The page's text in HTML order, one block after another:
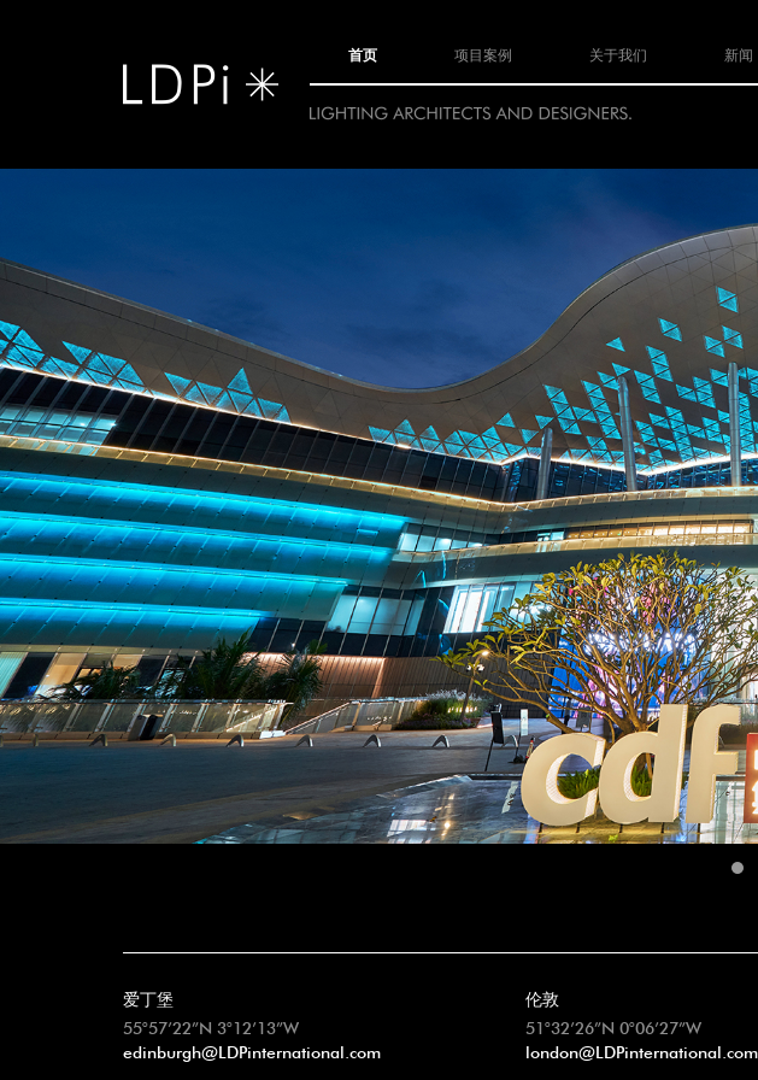
首页 项目案例 关于我们 新闻
爱丁堡
55°57’22”N 3°12’13”W
edinburgh@LDPinternational.com
伦敦
51°32’26”N 0°06’27”W
london@LDPinternational.com